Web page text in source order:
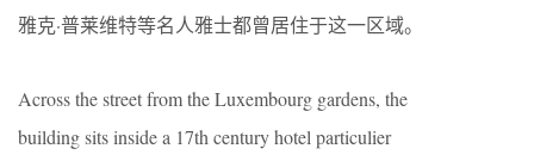
雅克·普莱维特等名人雅士都曾居住于这一区域。
Across the street from the Luxembourg gardens, the
building sits inside a 17th century hotel particulier